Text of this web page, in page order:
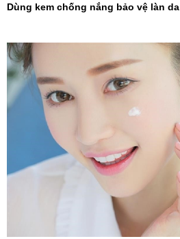
Dùng kem chống nắng bảo vệ làn da